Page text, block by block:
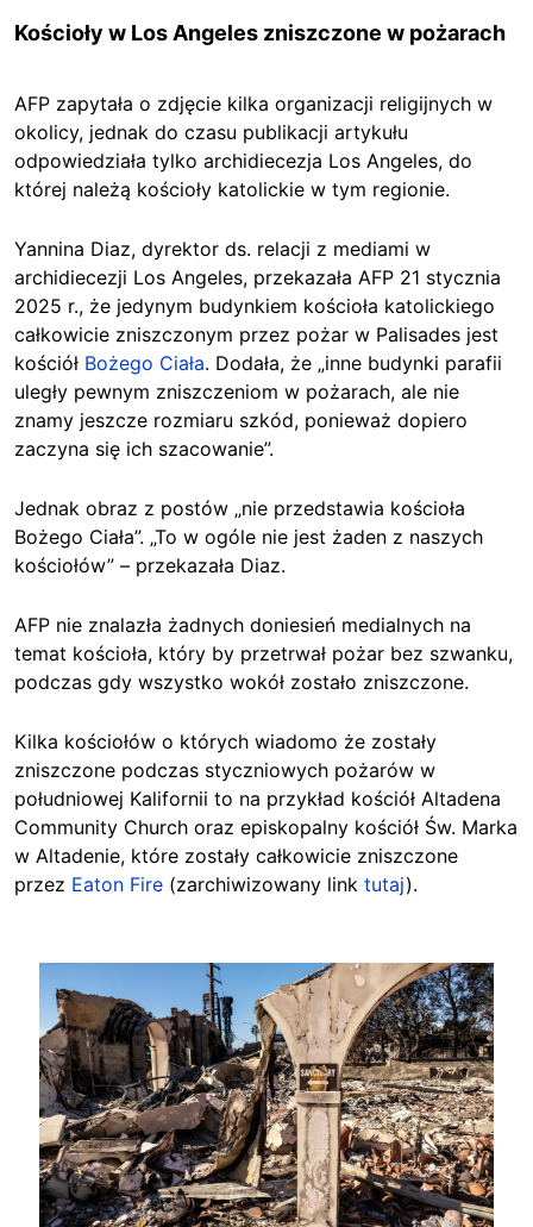
Kościoły w Los Angeles zniszczone w pożarach
AFP zapytała o zdjęcie kilka organizacji religijnych w
okolicy, jednak do czasu publikacji artykułu
odpowiedziała tylko archidiecezja Los Angeles, do
której należą kościoły katolickie w tym regionie.
Yannina Diaz, dyrektor ds. relacji z mediami w
archidiecezji Los Angeles, przekazała AFP 21 stycznia
2025 r., że jedynym budynkiem kościoła katolickiego
całkowicie zniszczonym przez pożar w Palisades jest
kościół Bożego Ciała. Dodała, że „inne budynki parafii
uległy pewnym zniszczeniom w pożarach, ale nie
znamy jeszcze rozmiaru szkód, ponieważ dopiero
zaczyna się ich szacowanie”.
Jednak obraz z postów „nie przedstawia kościoła
Bożego Ciała”. „To w ogóle nie jest żaden z naszych
kościołów” – przekazała Diaz.
AFP nie znalazła żadnych doniesień medialnych na
temat kościoła, który by przetrwał pożar bez szwanku,
podczas gdy wszystko wokół zostało zniszczone.
Kilka kościołów o których wiadomo że zostały
zniszczone podczas styczniowych pożarów w
południowej Kalifornii to na przykład kościół Altadena
Community Church oraz episkopalny kościół Św. Marka
w Altadenie, które zostały całkowicie zniszczone
przez Eaton Fire (zarchiwizowany link tutaj).